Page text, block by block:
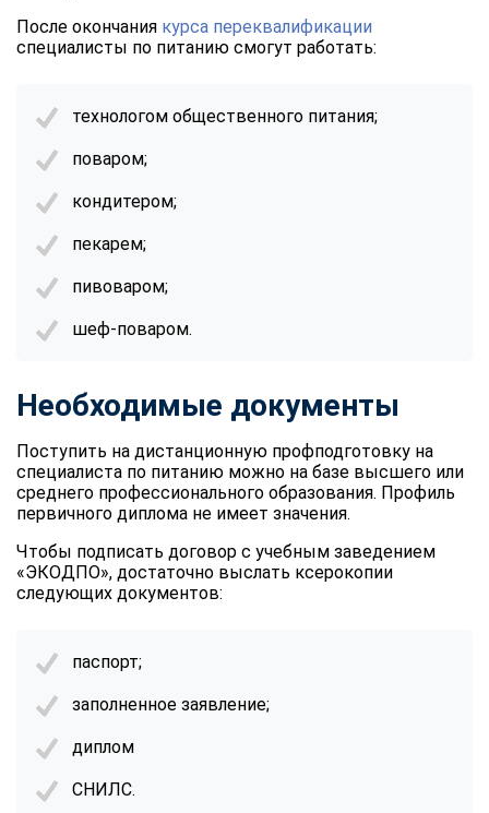
После окончания курса переквалификации
специалисты по питанию смогут работать:
технологом общественного питания;
поваром;
кондитером;
пекарем;
пивоваром;
шеф-поваром.
Необходимые документы
Поступить на дистанционную профподготовку на
специалиста по питанию можно на базе высшего или
среднего профессионального образования. Профиль
первичного диплома не имеет значения.
Чтобы подписать договор с учебным заведением
«ЭКОДПО», достаточно выслать ксерокопии
следующих документов:
паспорт;
заполненное заявление;
диплом
СНИЛС.